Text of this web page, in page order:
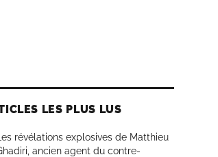
LES PLUS LUS
Les révélations explosives de Matthieu
ancien agent du contre-